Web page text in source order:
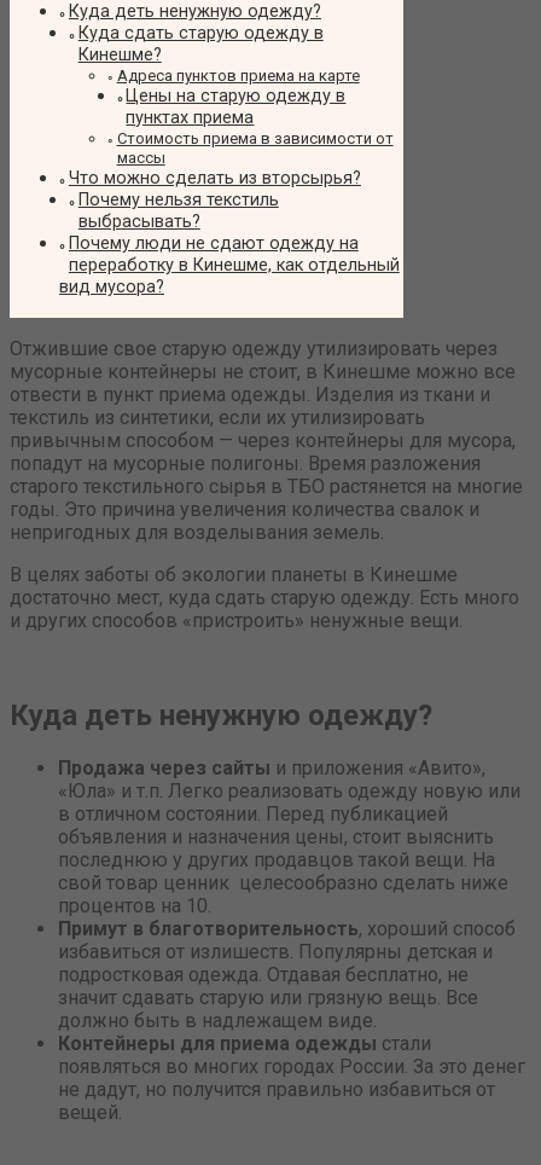
Куда деть ненужную одежду?
Куда сдать старую одежду в
Кинешме?
Адреса пунктов приема на карте
Цены на старую одежду в
пунктах приема
Стоимость приема в зависимости от
массы
Что можно сделать из вторсырья?
Почему нельзя текстиль
выбрасывать?
Почему люди не сдают одежду на
переработку в Кинешме, как отдельный
вид мусора?
Отжившие свое старую одежду утилизировать через
мусорные контейнеры не стоит, в Кинешме можно все
отвести в пункт приема одежды. Изделия из ткани и
текстиль из синтетики, если их утилизировать
привычным способом — через контейнеры для мусора,
попадут на мусорные полигоны. Время разложения
старого текстильного сырья в ТБО растянется на многие
годы. Это причина увеличения количества свалок и
непригодных для возделывания земель.
В целях заботы об экологии планеты в Кинешме
достаточно мест, куда сдать старую одежду. Есть много
и других способов «пристроить» ненужные вещи.
Куда деть ненужную одежду?
Продажа через сайты и приложения «Авито»,
«Юла» и т.п. Легко реализовать одежду новую или
в отличном состоянии. Перед публикацией
объявления и назначения цены, стоит выяснить
последнюю у других продавцов такой вещи. На
свой товар ценник целесообразно сделать ниже
процентов на 10.
Примут в благотворительность, хороший способ
избавиться от излишеств. Популярны детская и
подростковая одежда. Отдавая бесплатно, не
значит сдавать старую или грязную вещь. Все
должно быть в надлежащем виде.
Контейнеры для приема одежды стали
появляться во многих городах России. За это денег
не дадут, но получится правильно избавиться от
вещей.